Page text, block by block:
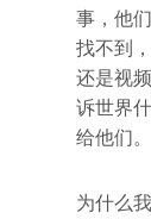
事，他
找不到
还是视
诉世界
给他们。
为什么